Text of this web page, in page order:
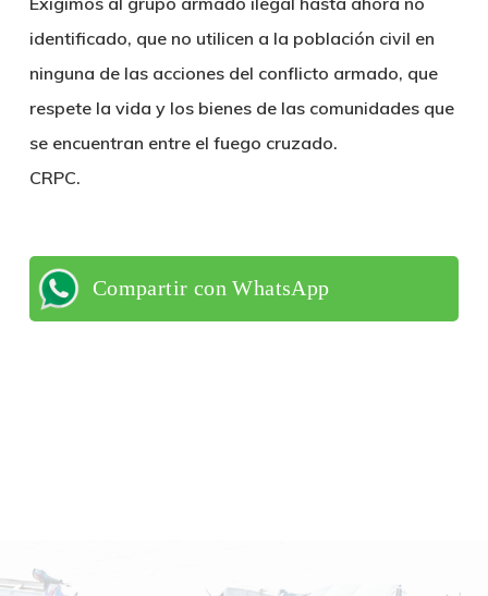
identificado, que no utilicen a la población civil en
ninguna de las acciones del conflicto armado, que
respete la vida y los bienes de las comunidades que
se encuentran entre el fuego cruzado.
CRPC.
Compartir con WhatsApp